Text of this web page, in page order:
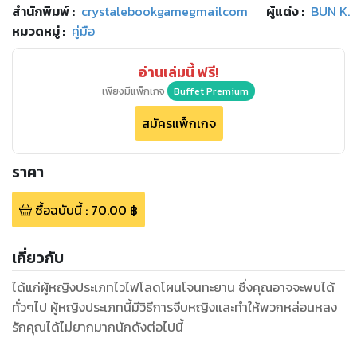
สำนักพิมพ์: crystalebookgamegmailcom ผู้แต่ง : BUN K.
หมวดหมู่: คู่มือ
อ่านเล่มนี้ ฟรี!
เพียงมีแพ็กเกจ Buffet Premium
สมัครแพ็กเกจ
ราคา
ซื้อฉบับนี้: 70.00 ฿
เกี่ยวกับ
ได้แก่ผู้หญิงประเภทไวไฟโลดโผนโจนทะยาน ซึ่งคุณอาจจะพบได้
ทั่วๆไป ผู้หญิงประเภทนี้มีวิธีการจีบหญิงและทำให้พวกหล่อนหลง
รักคุณได้ไม่ยากมากนักดังต่อไปนี้